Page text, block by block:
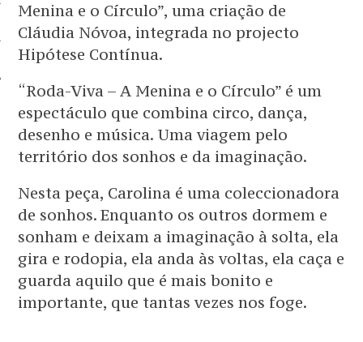
Menina e o Círculo”, uma criação de
Cláudia Nóvoa, integrada no projecto
Hipótese Contínua.
“Roda-Viva – A Menina e o Círculo” é um
espectáculo que combina circo, dança,
desenho e música. Uma viagem pelo
território dos sonhos e da imaginação.
Nesta peça, Carolina é uma coleccionadora
de sonhos. Enquanto os outros dormem e
sonham e deixam a imaginação à solta, ela
gira e rodopia, ela anda às voltas, ela caça e
guarda aquilo que é mais bonito e
importante, que tantas vezes nos foge.